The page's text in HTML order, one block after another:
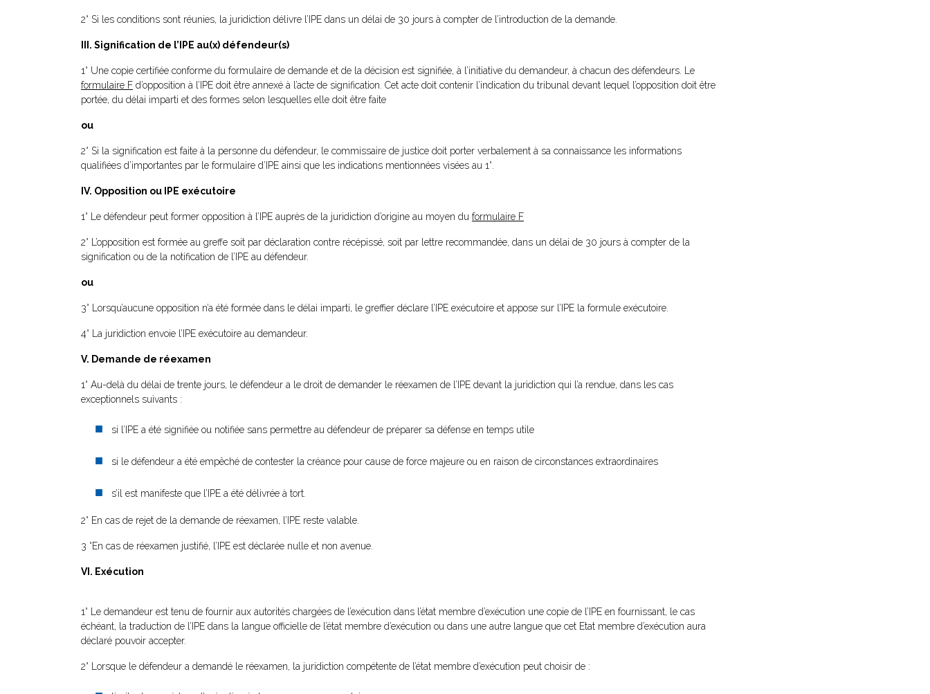
2° Si les conditions sont réunies, la juridiction délivre l’IPE dans un délai de 30 jours à compter de l’introduction de la demande.
III. Signification de l’IPE au(x) défendeur(s)
1° Une copie certifiée conforme du formulaire de demande et de la décision est signifiée, à l’initiative du demandeur, à chacun des défendeurs. Le
formulaire F d’opposition à l’IPE doit être annexé à l’acte de signification. Cet acte doit contenir l’indication du tribunal devant lequel l’opposition doit être
portée, du délai imparti et des formes selon lesquelles elle doit être faite
ou
2° Si la signification est faite à la personne du défendeur, le commissaire de justice doit porter verbalement à sa connaissance les informations
qualifiées d’importantes par le formulaire d’IPE ainsi que les indications mentionnées visées au 1°.
IV. Opposition ou IPE exécutoire
1° Le défendeur peut former opposition à l’IPE auprès de la juridiction d’origine au moyen du formulaire F
2° L’opposition est formée au greffe soit par déclaration contre récépissé, soit par lettre recommandée, dans un délai de 30 jours à compter de la
signification ou de la notification de l’IPE au défendeur.
ou
3° Lorsqu’aucune opposition n’a été formée dans le délai imparti, le greffier déclare l’IPE exécutoire et appose sur l’IPE la formule exécutoire.
4° La juridiction envoie l’IPE exécutoire au demandeur.
V. Demande de réexamen
1° Au-delà du délai de trente jours, le défendeur a le droit de demander le réexamen de l’IPE devant la juridiction qui l’a rendue, dans les cas
exceptionnels suivants :
si l’IPE a été signifiée ou notifiée sans permettre au défendeur de préparer sa défense en temps utile
si le défendeur a été empêché de contester la créance pour cause de force majeure ou en raison de circonstances extraordinaires
s’il est manifeste que l’IPE a été délivrée à tort.
2° En cas de rejet de la demande de réexamen, l’IPE reste valable.
3 °En cas de réexamen justifié, l’IPE est déclarée nulle et non avenue.
VI. Exécution
1° Le demandeur est tenu de fournir aux autorités chargées de l’exécution dans l’état membre d’exécution une copie de l’IPE en fournissant, le cas
échéant, la traduction de l’IPE dans la langue officielle de l’état membre d’exécution ou dans une autre langue que cet Etat membre d’exécution aura
déclaré pouvoir accepter.
2° Lorsque le défendeur a demandé le réexamen, la juridiction compétente de l’état membre d’exécution peut choisir de :